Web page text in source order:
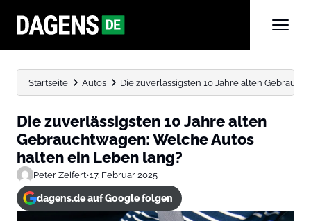
Startseite Autos Die zuverlässigsten 10 Jahre alten
Die zuverlässigsten 10 Jahre alten
Gebrauchtwagen: Welche Autos
halten ein Leben lang?
Peter Zeifert•17. Februar 2025
dagens.de auf Google folgen